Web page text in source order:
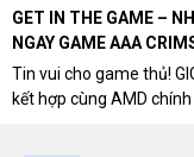
GET IN THE GAME –
NGAY GAME AAA
DESERT CÙNG
AMD
Tin vui cho game thủ!
kết hợp cùng AMD